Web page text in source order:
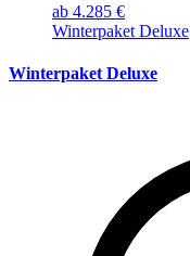
ab 4.285 €
Winterpaket Deluxe
Winterpaket Deluxe